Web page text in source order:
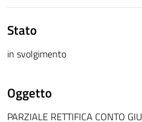
Stato
in svolgimento
Oggetto
PARZIALE RETTIFICA CONTO